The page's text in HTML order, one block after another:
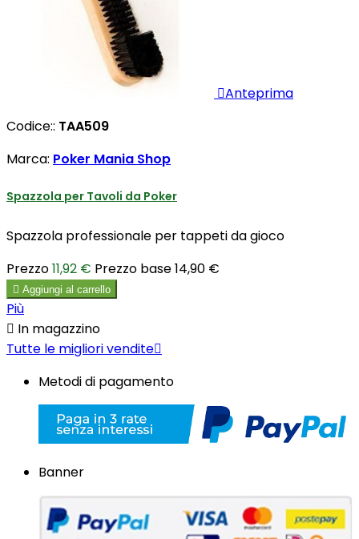
Anteprima
Codice:: TAA509
Marca: Poker Mania Shop
Spazzola per Tavoli da Poker
Spazzola professionale per tappeti da gioco
Prezzo11,92 € Prezzo base14,90 €
 Aggiungi al carrello
Più
 In magazzino
Tutte le migliori vendite
Metodi di pagamento
Banner